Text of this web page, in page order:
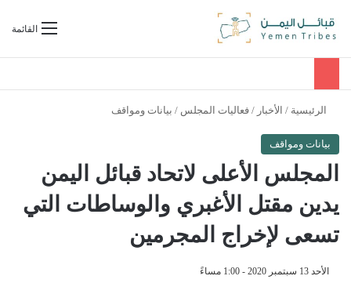
القائمةبحث عن
الرئيسية / الأخبار / فعاليات المجلس / بيانات ومواقف
بيانات ومواقف
المجلس الأعلى لاتحاد قبائل اليمن
يدين مقتل الأغبري والوساطات التي
تسعى لإخراج المجرمين
الأحد 13 سبتمبر 2020 - 1:00 مساءً